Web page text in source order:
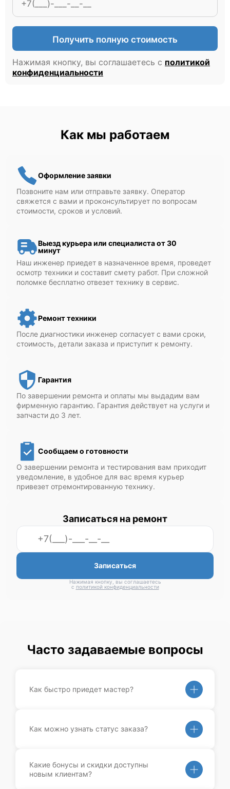
Получить полную стоимость
Нажимая кнопку, вы соглашаетесь с политикой
конфиденциальности
Как мы работаем
Оформление заявки
Позвоните нам или отправьте заявку. Оператор
свяжется с вами и проконсультирует по вопросам
стоимости, сроков и условий.
Выезд курьера или специалиста от 30
минут
Наш инженер приедет в назначенное время, проведет
осмотр техники и составит смету работ. При сложной
поломке бесплатно отвезет технику в сервис.
Ремонт техники
После диагностики инженер согласует с вами сроки,
стоимость, детали заказа и приступит к ремонту.
Гарантия
По завершении ремонта и оплаты мы выдадим вам
фирменную гарантию. Гарантия действует на услуги и
запчасти до 3 лет.
Сообщаем о готовности
О завершении ремонта и тестирования вам приходит
уведомление, в удобное для вас время курьер
привезет отремонтированную технику.
Записаться на ремонт
Записаться
Нажимая кнопку, вы соглашаетесь
с политикой конфиденциальности
Часто задаваемые вопросы
Как быстро приедет мастер?
Как можно узнать статус заказа?
Какие бонусы и скидки доступны
новым клиентам?